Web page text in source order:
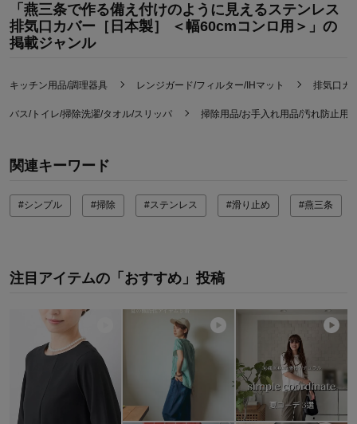
「燕三条で作る備え付けのように見えるステンレス
排気口カバー［日本製］ ＜幅60cmコンロ用＞」の
掲載ジャンル
キッチン用品/調理器具 レンジガード/フィルター/IHマット 排気口カ
バス/トイレ/掃除洗濯/タオル/スリッパ 掃除用品/お手入れ用品/汚れ防止用
関連キーワード
#シンプル #掃除 #ステンレス #滑り止め #燕三条
注目アイテムの「おすすめ」投稿